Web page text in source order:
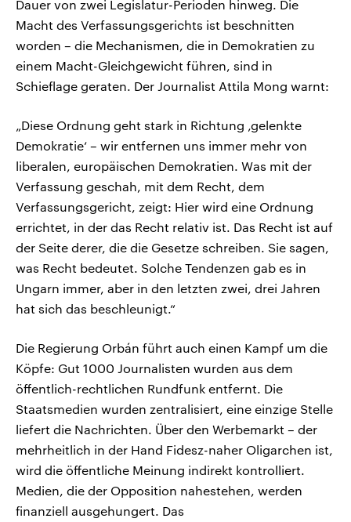
Dauer von zwei Legislatur-Perioden hinweg. Die
Macht des Verfassungsgerichts ist beschnitten
worden – die Mechanismen, die in Demokratien zu
einem Macht-Gleichgewicht führen, sind in
Schieflage geraten. Der Journalist Attila Mong warnt:
„Diese Ordnung geht stark in Richtung ‚gelenkte
Demokratie‘ – wir entfernen uns immer mehr von
liberalen, europäischen Demokratien. Was mit der
Verfassung geschah, mit dem Recht, dem
Verfassungsgericht, zeigt: Hier wird eine Ordnung
errichtet, in der das Recht relativ ist. Das Recht ist auf
der Seite derer, die die Gesetze schreiben. Sie sagen,
was Recht bedeutet. Solche Tendenzen gab es in
Ungarn immer, aber in den letzten zwei, drei Jahren
hat sich das beschleunigt.“
Die Regierung Orbán führt auch einen Kampf um die
Köpfe: Gut 1000 Journalisten wurden aus dem
öffentlich-rechtlichen Rundfunk entfernt. Die
Staatsmedien wurden zentralisiert, eine einzige Stelle
liefert die Nachrichten. Über den Werbemarkt – der
mehrheitlich in der Hand Fidesz-naher Oligarchen ist,
wird die öffentliche Meinung indirekt kontrolliert.
Medien, die der Opposition nahestehen, werden
finanziell ausgehungert. Das